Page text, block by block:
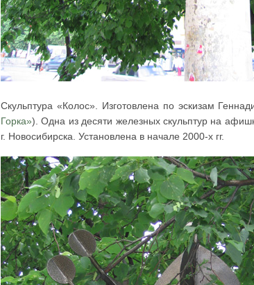
Скульптура «Колос». Изготовлена по эскизам
Горка»). Одна из десяти железных скульптур на
г. Новосибирска. Установлена в начале 2000-х гг.